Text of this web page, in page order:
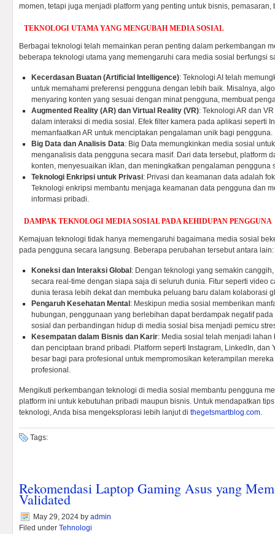
momen, tetapi juga menjadi platform yang penting untuk bisnis,
TEKNOLOGI UTAMA YANG MENGUBAH MEDIA SOSIAL
Berbagai teknologi telah memainkan peran penting dalam perkembangan
beberapa teknologi utama yang memengaruhi cara media sosial berfungsi
Kecerdasan Buatan (Artificial Intelligence): Teknologi AI telah
untuk memahami preferensi pengguna dengan lebih baik. Misalnya,
menyaring konten yang sesuai dengan minat pengguna, membuat
Augmented Reality (AR) dan Virtual Reality (VR): Teknologi AR dan
dalam interaksi di media sosial. Efek filter kamera pada aplikasi seperti
memanfaatkan AR untuk menciptakan pengalaman unik bagi pengguna.
Big Data dan Analisis Data: Big Data memungkinkan media sosial
menganalisis data pengguna secara masif. Dari data tersebut, platform
konten, menyesuaikan iklan, dan meningkatkan pengalaman pengguna
Teknologi Enkripsi untuk Privasi: Privasi dan keamanan data adalah
Teknologi enkripsi membantu menjaga keamanan data pengguna dan
informasi pribadi.
DAMPAK TEKNOLOGI MEDIA SOSIAL PADA KEHIDUPAN PENGGUNA
Kemajuan teknologi tidak hanya memengaruhi bagaimana media sosial
pada pengguna secara langsung. Beberapa perubahan tersebut antara lain:
Koneksi dan Interaksi Global : Dengan teknologi yang semakin
secara real-time dengan siapa saja di seluruh dunia. Fitur seperti video
dunia terasa lebih dekat dan membuka peluang baru dalam kolaborasi
Pengaruh Kesehatan Mental : Meskipun media sosial memberikan
hubungan, penggunaan yang berlebihan dapat berdampak negatif
sosial dan perbandingan hidup di media sosial bisa menjadi pemicu
Kesempatan dalam Bisnis dan Karir: Media sosial telah menjadi
dan penciptaan brand pribadi. Platform seperti Instagram, LinkedIn, dan
besar bagi para profesional untuk mempromosikan keterampilan
profesional.
Mengikuti perkembangan teknologi di media sosial membantu pengguna
platform ini untuk kebutuhan pribadi maupun bisnis. Untuk mendapatkan
teknologi, Anda bisa mengeksplorasi lebih lanjut di thegetsmartblog.com.
Tags:
Rekomendasi Laptop Gaming Asus yang
Validated
May 29, 2024 by admin
Filed under Tehnologi